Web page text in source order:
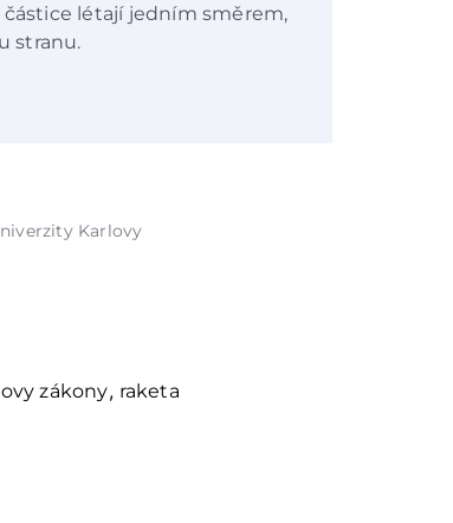
létají jedním směrem,
stranu.
Karlovy
zákony, raketa